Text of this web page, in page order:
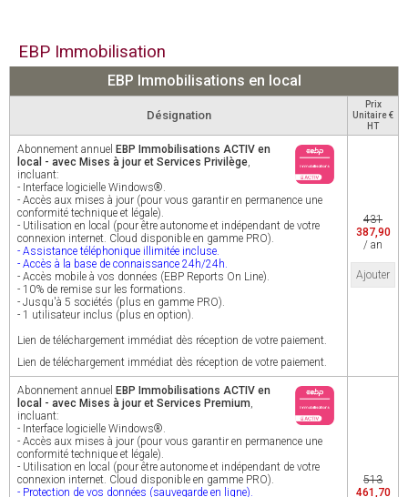
EBP Immobilisation
EBP Immobilisations en local
Désignation
Prix
Unitaire €
HT
Abonnement annuel EBP Immobilisations ACTIV en
local - avec Mises à jour et Services Privilège,
incluant:
- Interface logicielle Windows®.
- Accès aux mises à jour (pour vous garantir en permanence une
conformité technique et légale).
- Utilisation en local (pour être autonome et indépendant de votre
connexion internet. Cloud disponible en gamme PRO).
- Assistance téléphonique illimitée incluse.
- Accès à la base de connaissance 24h/24h.
- Accès mobile à vos données (EBP Reports On Line).
- 10% de remise sur les formations.
- Jusqu'à 5 sociétés (plus en gamme PRO).
- 1 utilisateur inclus (plus en option).
Lien de téléchargement immédiat dès réception de votre paiement.
Lien de téléchargement immédiat dès réception de votre paiement.
431
387,90
/ an
Ajouter
Abonnement annuel EBP Immobilisations ACTIV en
local - avec Mises à jour et Services Premium,
incluant:
- Interface logicielle Windows®.
- Accès aux mises à jour (pour vous garantir en permanence une
conformité technique et légale).
- Utilisation en local (pour être autonome et indépendant de votre
connexion internet. Cloud disponible en gamme PRO).
- Protection de vos données (sauvegarde en ligne).
513
461,70